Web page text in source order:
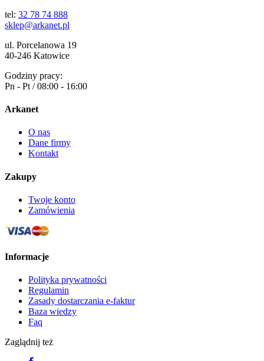
tel: 32 78 74 888
sklep@arkanet.pl
ul. Porcelanowa 19
40-246 Katowice
Godziny pracy:
Pn - Pt / 08:00 - 16:00
Arkanet
O nas
Dane firmy
Kontakt
Zakupy
Twoje konto
Zamówienia
Informacje
Polityka prywatności
Regulamin
Zasady dostarczania e-faktur
Baza wiedzy
Faq
Zaglądnij też